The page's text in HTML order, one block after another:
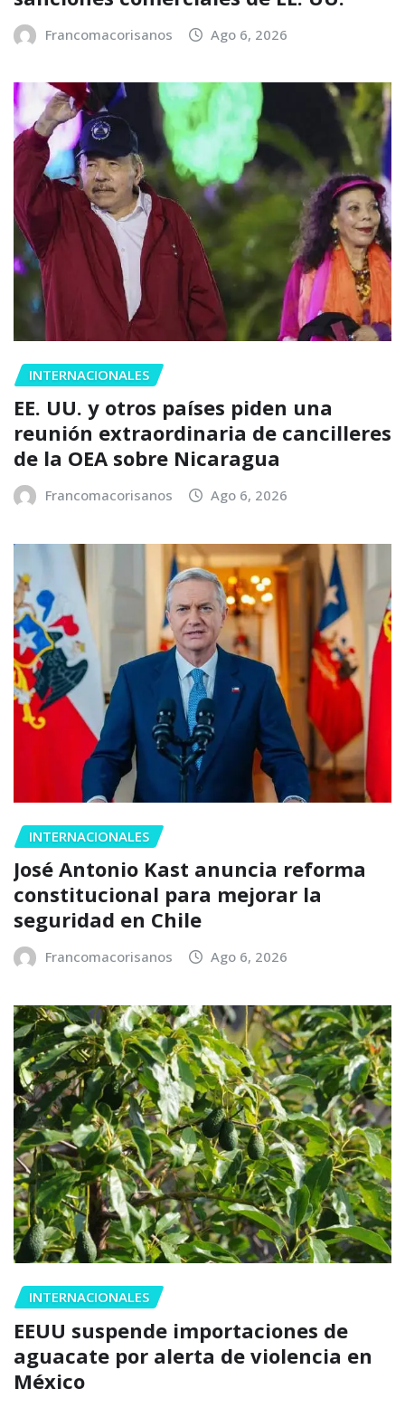
Francomacorisanos Ago 6, 2026
INTERNACIONALES
EE. UU. y otros países piden una
reunión extraordinaria de cancilleres
de la OEA sobre Nicaragua
Francomacorisanos Ago 6, 2026
INTERNACIONALES
José Antonio Kast anuncia reforma
constitucional para mejorar la
seguridad en Chile
Francomacorisanos Ago 6, 2026
INTERNACIONALES
EEUU suspende importaciones de
aguacate por alerta de violencia en
México